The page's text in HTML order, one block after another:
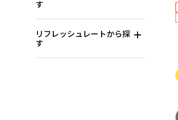
す
リフレッシュレートから探
す